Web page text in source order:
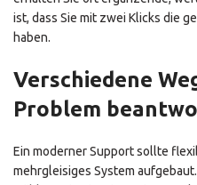
ist, dass Sie mit zwei Klicks die
haben.
Verschiedene
Problem
Ein moderner Support sollte
mehrgleisiges System